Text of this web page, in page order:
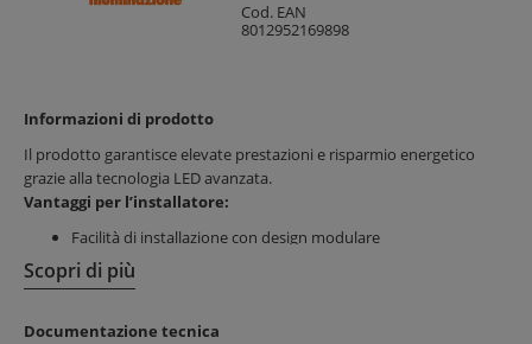
Cod. EAN
8012952169898
Informazioni di prodotto
Il prodotto garantisce elevate prestazioni e risparmio energetico
grazie alla tecnologia LED avanzata.
Vantaggi per l’installatore:
Facilità di installazione con design modulare
Riduzione dei tempi di montaggio
Compatibilità con diverse soluzioni di illuminazione pubblica
Vantaggi per il cliente finale:
Scopri di più
Documentazione tecnica